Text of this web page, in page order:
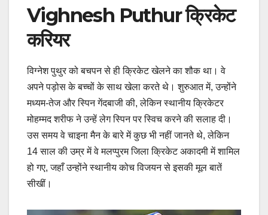
Vighnesh Puthur क्रिकेट
करियर
विग्नेश पुथुर को बचपन से ही क्रिकेट खेलने का शौक था। वे
अपने पड़ोस के बच्चों के साथ खेला करते थे। शुरुआत में, उन्होंने
मध्यम-तेज और स्पिन गेंदबाजी की, लेकिन स्थानीय क्रिकेटर
मोहम्मद शरीफ ने उन्हें लेग स्पिन पर स्विच करने की सलाह दी।
उस समय वे चाइना मैन के बारे में कुछ भी नहीं जानते थे, लेकिन
14 साल की उम्र में वे मलप्पुरम जिला क्रिकेट अकादमी में शामिल
हो गए, जहाँ उन्होंने स्थानीय कोच विजयन से इसकी मूल बातें
सीखीं।